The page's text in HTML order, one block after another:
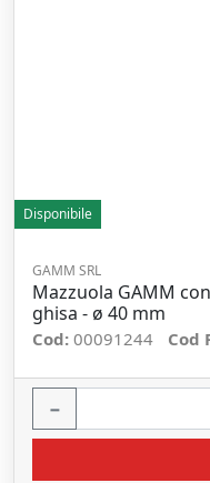
Disponibile
GAMM SRL
Mazzuola GAMM
ghisa - ø 40 mm
Cod: 00091244 Cod
−